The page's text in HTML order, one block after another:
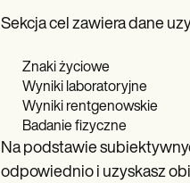
Sekcja cel zawiera dane
Znaki życiowe
Wyniki laboratoryjne
Wyniki rentgenowskie
Badanie fizyczne
Na podstawie
odpowiednio i uzyskasz